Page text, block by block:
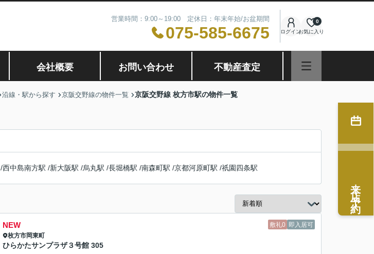
営業時間：9:00～19:00 定休日：年末年始/お盆期間
075-585-6675 ログインお気に入り
0
会社概要 お問い合わせ 不動産査定
沿線・駅から探す 京阪交野線の物件一覧 京阪交野線 枚方市駅の物件一覧
/西中島南方駅 /新大阪駅 /烏丸駅 /長堀橋駅 /南森町駅 /京都河原町駅 /祇園四条駅
敷礼0 即入居可
NEW
枚方市岡東町
ひらかたサンプラザ３号館 305
来店予約